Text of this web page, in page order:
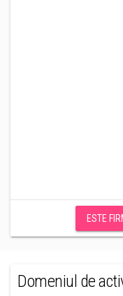
ESTE
Domeniul de